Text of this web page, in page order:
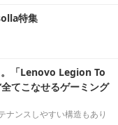
特集
「Lenovo Legion To
てこなせるゲーミング
ナンスしやすい構造もあり